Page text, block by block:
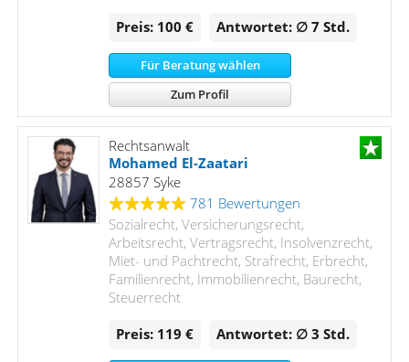
Preis: 100 € Antwortet: ∅ 7Std.
Für Beratung wählen
Zum Profil
Rechtsanwalt
Mohamed El-Zaatari
28857 Syke
781 Bewertungen
Sozialrecht, Versicherungsrecht,
Arbeitsrecht, Vertragsrecht, Insolvenzrecht,
Miet- und Pachtrecht, Strafrecht, Erbrecht,
Familienrecht, Immobilienrecht, Baurecht,
Steuerrecht
Preis: 119 € Antwortet: ∅ 3Std.